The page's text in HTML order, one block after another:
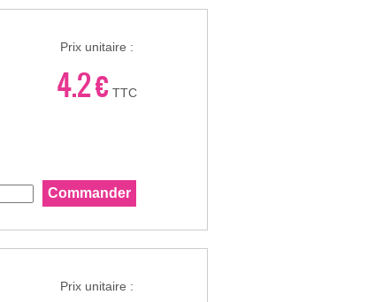
Prix unitaire :
4.2 €TTC
Prix unitaire :